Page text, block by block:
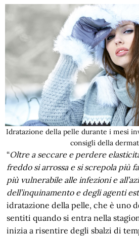
Idratazione della pelle durante i mesi
consigli della
“Oltre a seccare e perdere
freddo si arrossa e si screpola più
più vulnerabile alle infezioni e
dell’inquinamento e degli agenti
idratazione della pelle, che è uno
sentiti quando si entra nella
inizia a risentire degli sbalzi di